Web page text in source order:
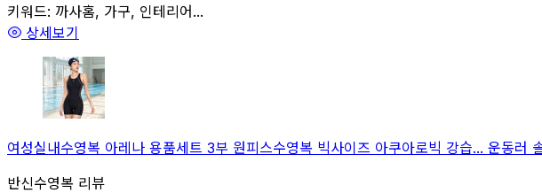
관련
키워드: 까사홈, 가구, 인테리어...
상세보기
여성실내수영복 아레나 용품세트 3부 원피스수영복 빅사이즈 아쿠아로빅 강습... 운동러
반신수영복 리뷰